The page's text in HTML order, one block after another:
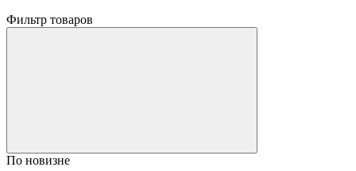
Фильтр товаров
По новизне